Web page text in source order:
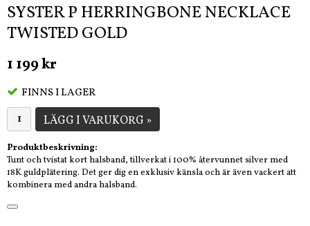
SYSTER P HERRINGBONE NECKLACE
TWISTED GOLD
1 199 kr
FINNS I LAGER
LÄGG I VARUKORG »
Produktbeskrivning:
Tunt och tvistat kort halsband, tillverkat i 100% återvunnet silver med
18K guldplätering. Det ger dig en exklusiv känsla och är även vackert att
kombinera med andra halsband.